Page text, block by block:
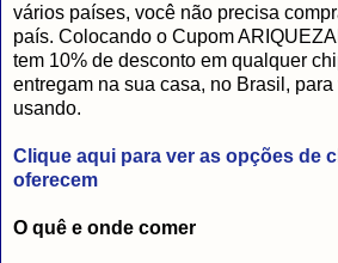
vários países, você não precisa
país. Colocando o Cupom
tem 10% de desconto em qualquer
entregam na sua casa, no Brasil,
usando.
Clique aqui para ver as opções de
oferecem
O quê e onde comer